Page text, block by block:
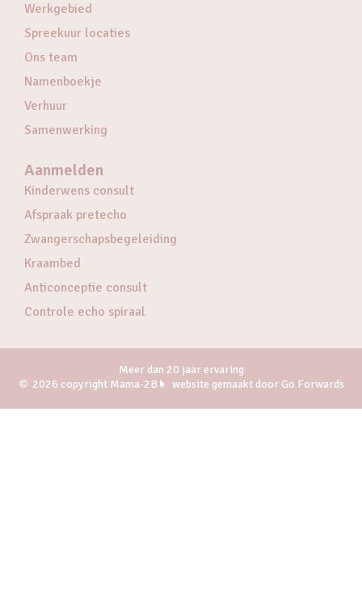
Werkgebied
Spreekuur locaties
Ons team
Namenboekje
Verhuur
Samenwerking
Aanmelden
Kinderwens consult
Afspraak pretecho
Zwangerschapsbegeleiding
Kraambed
Anticonceptie consult
Controle echo spiraal
Meer dan 20 jaar ervaring
2026 copyright Mama-2B
website gemaakt door Go Forwards